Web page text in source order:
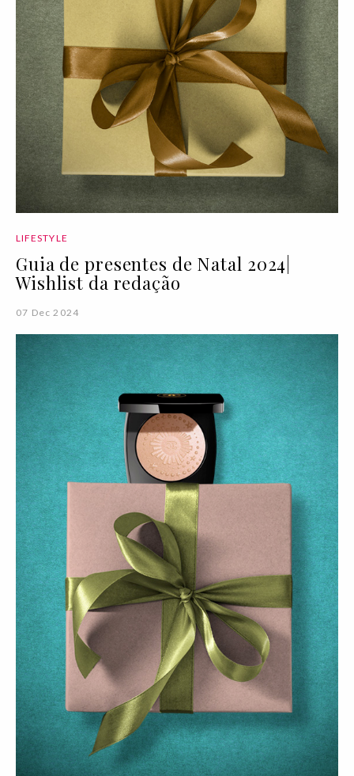
LIFESTYLE
Guia de presentes de Natal 2024|
Wishlist da redação
07 Dec 2024